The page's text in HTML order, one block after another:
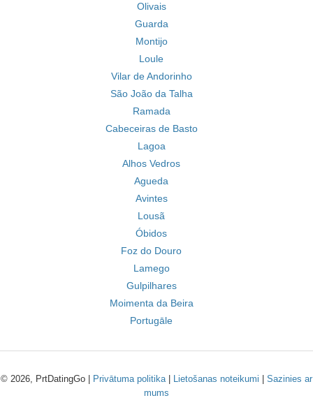
Olivais
Guarda
Montijo
Loule
Vilar de Andorinho
São João da Talha
Ramada
Cabeceiras de Basto
Lagoa
Alhos Vedros
Agueda
Avintes
Lousã
Óbidos
Foz do Douro
Lamego
Gulpilhares
Moimenta da Beira
Portugāle
© 2026, PrtDatingGo | Privātuma politika| Lietošanas noteikumi
Sazinies ar
mums